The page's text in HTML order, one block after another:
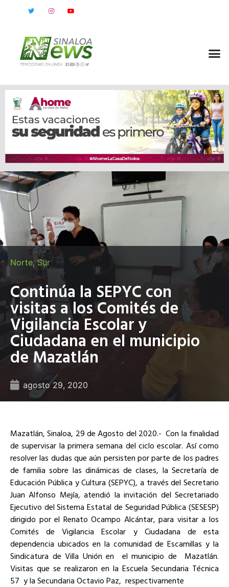
Norte,Sur
Continúa la SEPYC con
visitas a los Comités de
Vigilancia Escolar y
Ciudadana en el municipio
de Mazatlán
agosto 29, 2020
Mazatlán, Sinaloa, 29 de Agosto del 2020.- Con la finalidad
de supervisar la primera semana del ciclo escolar. Así como
resolver las dudas que aún persisten por parte de los padres
de familia sobre las dinámicas de clases, la Secretaría de
Educación Pública y Cultura (SEPYC), a través del Secretario
Juan Alfonso Mejía, atendió la invitación del Secretariado
Ejecutivo del Sistema Estatal de Seguridad Pública (SESESP)
dirigido por el Renato Ocampo Alcántar, para visitar a los
Comités de Vigilancia Escolar y Ciudadana de esta
dependencia ubicados en la comunidad de Escamillas y la
Sindicatura de Villa Unión en
el municipio de
Mazatlán.
Visitas que se realizaron en la Escuela Secundaria Técnica
57 y la Secundaria Octavio Paz, respectivamente